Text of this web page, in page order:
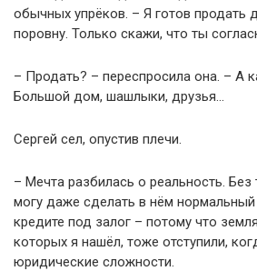
обычных упрёков. – Я готов продать
поровну. Только скажи, что ты
– Продать? – переспросила она. – А
Большой дом, шашлыки, друзья…
Сергей сел, опустив плечи.
– Мечта разбилась о реальность. Без
могу даже сделать в нём нормальный
кредите под залог – потому что
которых я нашёл, тоже отступили,
юридические сложности.